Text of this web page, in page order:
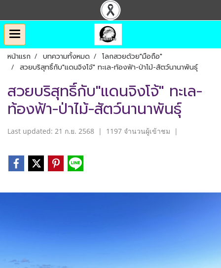
หน้าแรก บทความทั้งหมด
โลกสวยด้วย"มือถือ"
สวยบริสุทธิ์กับ"แดนจิงโจ้" ทะเล-ท้องฟ้า-ป่าไม้-สัตว์นานาพันธุ์
สวยบริสุทธิ์กับ"แดนจิงโจ้" ทะเล-
ท้องฟ้า-ป่าไม้-สัตว์นานาพันธุ์
Last updated: 21 ก.ย. 2568 | 1197 จำนวนผู้เข้าชม |